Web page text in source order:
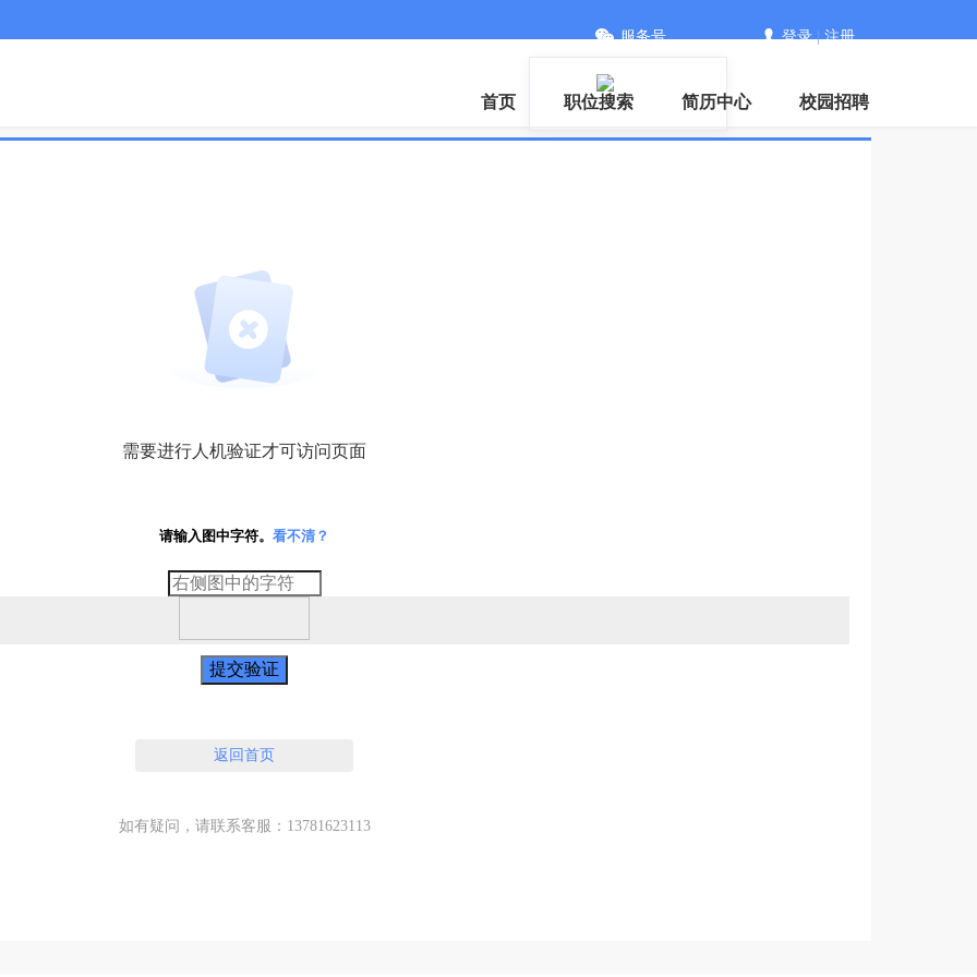
服务号 登录|注册
首页 职位搜索 简历中心 校园招聘
需要进行人机验证才可访问页面
请输入图中字符。 看不清？
提交验证
返回首页
如有疑问，请联系客服：13781623113